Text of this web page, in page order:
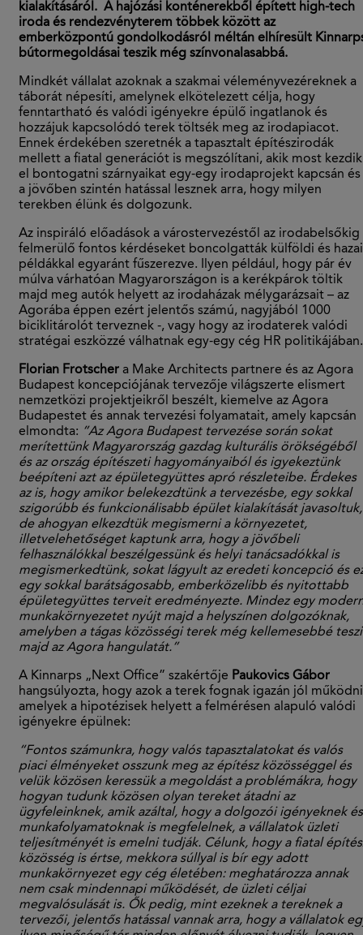
kialakításáról. A hajózási konténerekből épített high-tech
iroda és rendezvényterem többek között az
emberközpontú gondolkodásról méltán elhíresült
bútormegoldásai teszik még színvonalasabbá.
Mindkét vállalat azoknak a szakmai véleményvezéreknek a
táborát népesíti, amelynek elkötelezett célja, hogy
fenntartható és valódi igényekre épülő ingatlanok és
hozzájuk kapcsolódó terek töltsék meg az irodapiacot.
Ennek érdekében szeretnék a tapasztalt építészirodák
mellett a fiatal generációt is megszólítani, akik most kezdik
el bontogatni szárnyaikat egy-egy irodaprojekt kapcsán és
a jövőben szintén hatással lesznek arra, hogy milyen
terekben élünk és dolgozunk.
Az inspiráló előadások a várostervezéstől az irodabelsőkig
felmerülő fontos kérdéseket boncolgatták külföldi és hazai
példákkal egyaránt fűszerezve. Ilyen például, hogy pár év
múlva várhatóan Magyarországon is a kerékpárok töltik
majd meg autók helyett az irodaházak mélygarázsait – az
Agorába éppen ezért jelentős számú, nagyjából 1000
biciklitárolót terveznek -, vagy hogy az irodaterek valódi
stratégai eszközzé válhatnak egy-egy cég HR politikájában.
Florian Frotscher a Make Architects partnere és az Agora
Budapest koncepciójának tervezője világszerte elismert
nemzetközi projektjeikről beszélt, kiemelve az Agora
Budapestet és annak tervezési folyamatait, amely kapcsán
elmondta: ”Az Agora Budapest tervezése során sokat
merítettünk Magyarország gazdag kulturális örökségéből
és az ország építészeti hagyományaiból és igyekeztünk
beépíteni azt az épületegyüttes apró részleteibe. Érdekes
az is, hogy amikor belekezdtünk a tervezésbe, egy sokkal
szigorúbb és funkcionálisabb épület kialakítását javasoltuk,
de ahogyan elkezdtük megismerni a környezetet,
illetvelehetőséget kaptunk arra, hogy a jövőbeli
felhasználókkal beszélgessünk és helyi tanácsadókkal is
megismerkedtünk, sokat lágyult az eredeti koncepció és
egy sokkal barátságosabb, emberközelibb és nyitottabb
épületegyüttes terveit eredményezte. Mindez egy
munkakörnyezetet nyújt majd a helyszínen dolgozóknak,
amelyben a tágas közösségi terek még kellemesebbé
majd az Agora hangulatát.”
A Kinnarps „Next Office” szakértője Paukovics Gábor
hangsúlyozta, hogy azok a terek fognak igazán jól mű
amelyek a hipotézisek helyett a felmérésen alapuló valódi
igényekre épülnek:
“Fontos számunkra, hogy valós tapasztalatokat és valós
piaci élményeket osszunk meg az építész közösséggel és
velük közösen keressük a megoldást a problémákra, hogy
hogyan tudunk közösen olyan tereket átadni az
ügyfeleinknek, amik azáltal, hogy a dolgozói igényeknek és
munkafolyamatoknak is megfelelnek, a vállalatok üzleti
teljesítményét is emelni tudják. Célunk, hogy a fiatal
közösség is értse, mekkora súllyal is bír egy adott
munkakörnyezet egy cég életében: meghatározza annak
nem csak mindennapi működését, de üzleti céljai
megvalósulását is. Ők pedig, mint ezeknek a tereknek a
tervezői, jelentős hatással vannak arra, hogy a vállalatok